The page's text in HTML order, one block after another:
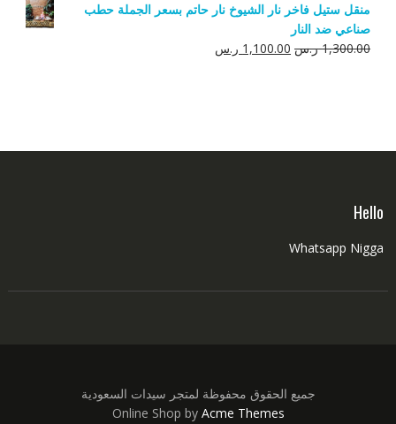
هو:
550.00 ر.س.
هو:
منقل ستيل فاخر نار الشيوخ نار حاتم بسعر الجملة حطب
صناعي ضد النار
1,300.00 ر.س السعر
1,100.00 ر.سالسعر
Hello
Whatsapp Nigga
جميع الحقوق محفوظة لمتجر سيدات السعودية
Online Shop by Acme Themes